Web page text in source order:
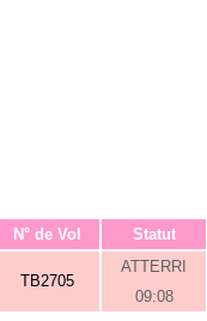
N° de Vol Statut
TB2705
ATTERRI
09:08